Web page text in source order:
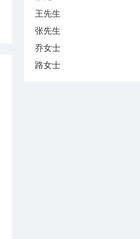
王先生
张先生
乔女士
路女士